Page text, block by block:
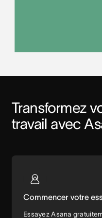
Transformez
travail avec
Commencer votre
Essayez Asana